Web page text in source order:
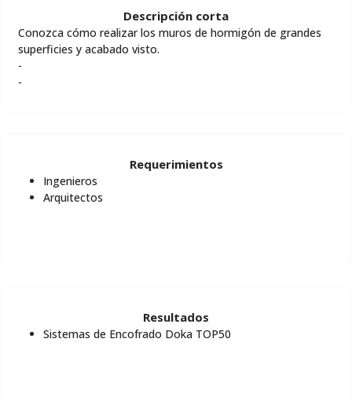
Descripción corta
Conozca cómo realizar los muros de hormigón de grandes
superficies y acabado visto.
-
-
Requerimientos
Ingenieros
Arquitectos
Resultados
Sistemas de Encofrado Doka TOP50